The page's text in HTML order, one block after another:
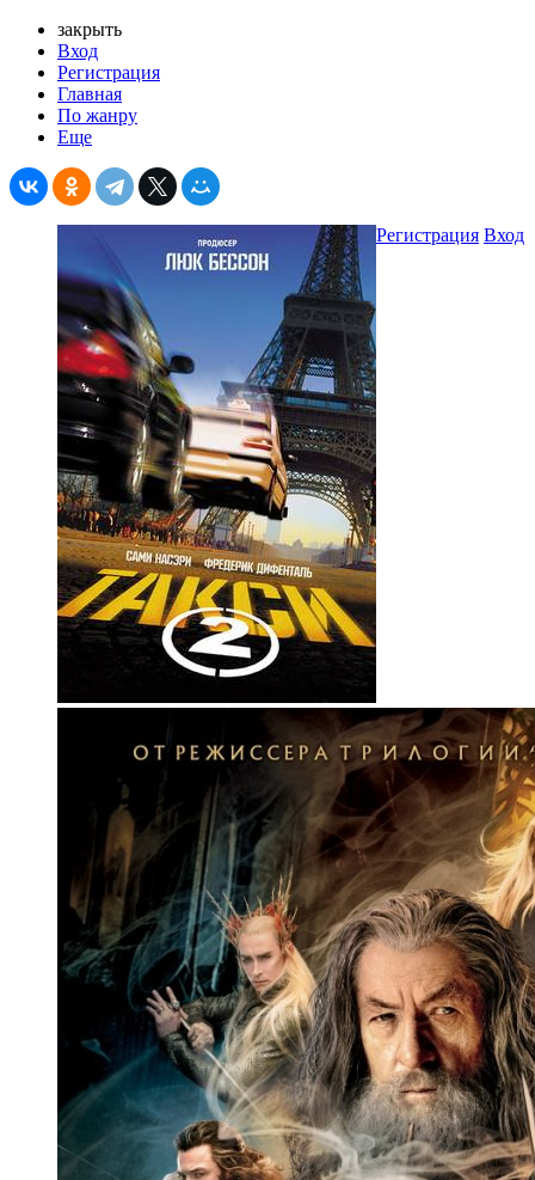
закрыть
Вход
Регистрация
Главная
По жанру
Еще
Регистрация Вход